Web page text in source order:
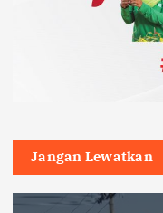
Jangan Lewatkan